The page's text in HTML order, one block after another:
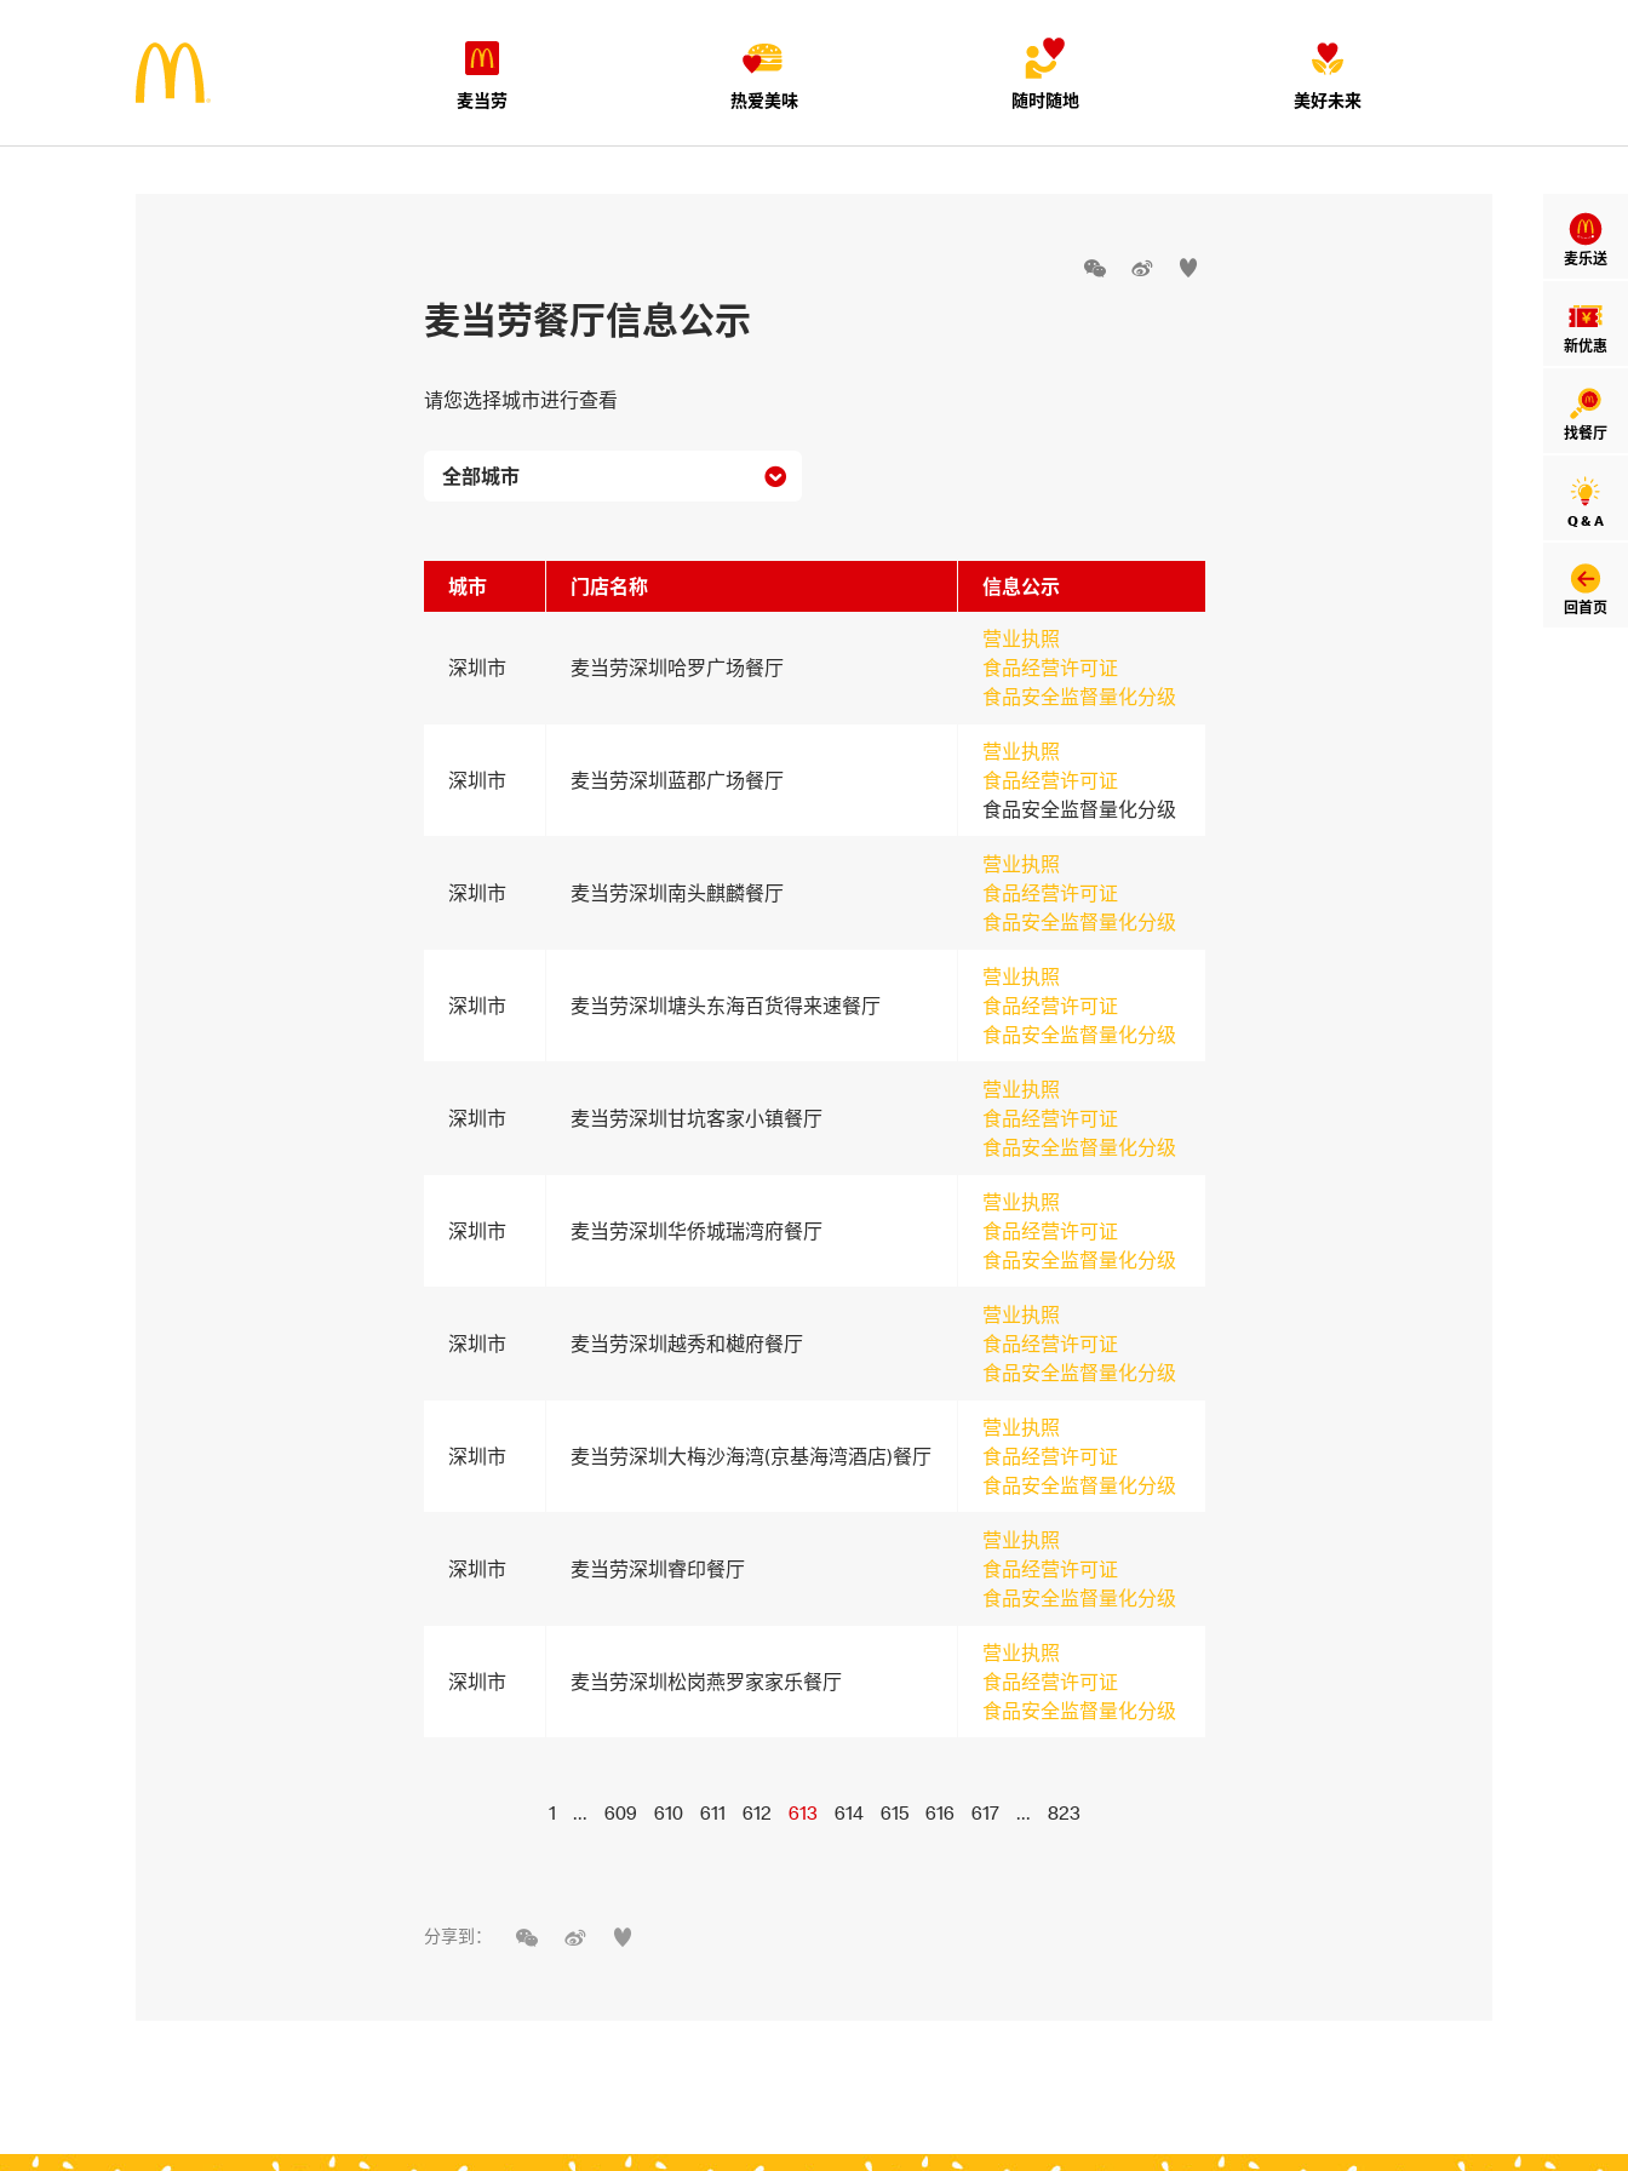
麦当劳 热爱美味 随时随地 美好未来
麦乐送
新优惠
找餐厅
Q & A
回首页
  
麦当劳餐厅信息公示
请您选择城市进行查看

城市 门店名称 信息公示
深圳市 麦当劳深圳哈罗广场餐厅
营业执照
食品经营许可证
食品安全监督量化分级
深圳市 麦当劳深圳蓝郡广场餐厅
营业执照
食品经营许可证
食品安全监督量化分级
深圳市 麦当劳深圳南头麒麟餐厅
营业执照
食品经营许可证
食品安全监督量化分级
深圳市 麦当劳深圳塘头东海百货得来速餐厅
营业执照
食品经营许可证
食品安全监督量化分级
深圳市 麦当劳深圳甘坑客家小镇餐厅
营业执照
食品经营许可证
食品安全监督量化分级
深圳市 麦当劳深圳华侨城瑞湾府餐厅
营业执照
食品经营许可证
食品安全监督量化分级
深圳市 麦当劳深圳越秀和樾府餐厅
营业执照
食品经营许可证
食品安全监督量化分级
深圳市 麦当劳深圳大梅沙海湾(京基海湾酒店)餐厅
营业执照
食品经营许可证
食品安全监督量化分级
深圳市 麦当劳深圳睿印餐厅
营业执照
食品经营许可证
食品安全监督量化分级
深圳市 麦当劳深圳松岗燕罗家家乐餐厅
营业执照
食品经营许可证
食品安全监督量化分级
1 ... 609 610 611 612 613 614 615 616 617 ... 823
分享到：   